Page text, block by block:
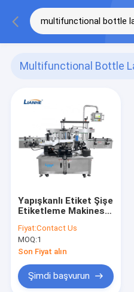
Multifunctional Bottle
Yapışkanlı Etiket Şişe
Etiketleme Makinesi
Paslanmaz Çelik
Fiyat:Contact Us
MOQ:1
Son Fiyat alın
Şimdi başvurun